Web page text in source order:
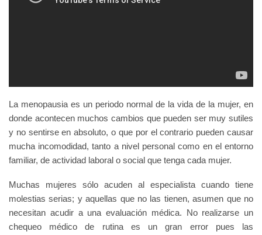
La menopausia es un periodo normal de la vida de la mujer, en
donde acontecen muchos cambios que pueden ser muy sutiles
y no sentirse en absoluto, o que por el contrario pueden causar
mucha incomodidad, tanto a nivel personal como en el entorno
familiar, de actividad laboral o social que tenga cada mujer.
Muchas mujeres sólo acuden al especialista cuando tiene
molestias serias; y aquellas que no las tienen, asumen que no
necesitan acudir a una evaluación médica. No realizarse un
chequeo médico de rutina es un gran error pues las